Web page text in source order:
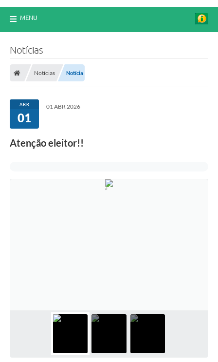
MENU
Notícias
Notícias Notícia
ABR
01
01 ABR 2026
Atenção eleitor!!